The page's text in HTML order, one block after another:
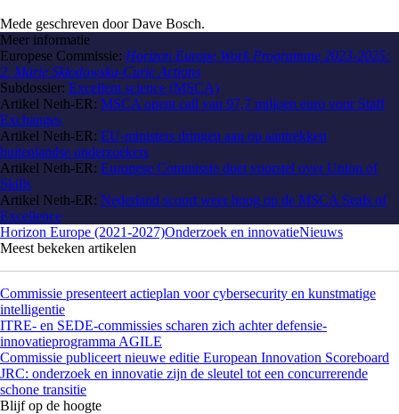
Mede geschreven door Dave Bosch.
Meer informatie
Europese Commissie: Horizon Europe Work Programme 2023-2025:
2. Marie Skłodowska-Curie Actions
Subdossier: Excellent science (MSCA)
Artikel Neth-ER: MSCA opent call van 97,7 miljoen euro voor Staff
Exchanges
Artikel Neth-ER: EU-ministers dringen aan op aantrekken
buitenlandse onderzoekers
Artikel Neth-ER: Europese Commissie doet voorstel over Union of
Skills
Artikel Neth-ER: Nederland scoort weer hoog op de MSCA Seals of
Excellence
Horizon Europe (2021-2027)Onderzoek en innovatieNieuws
Meest bekeken artikelen
Commissie presenteert actieplan voor cybersecurity en kunstmatige
intelligentie
ITRE- en SEDE-commissies scharen zich achter defensie-
innovatieprogramma AGILE
Commissie publiceert nieuwe editie European Innovation Scoreboard
JRC: onderzoek en innovatie zijn de sleutel tot een concurrerende
schone transitie
Blijf op de hoogte